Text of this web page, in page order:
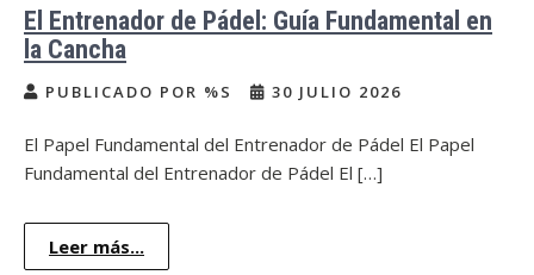
El Entrenador de Pádel: Guía Fundamental en
la Cancha
PUBLICADO POR %S 30 JULIO 2026
El Papel Fundamental del Entrenador de Pádel El Papel
Fundamental del Entrenador de Pádel El […]
Leer más...